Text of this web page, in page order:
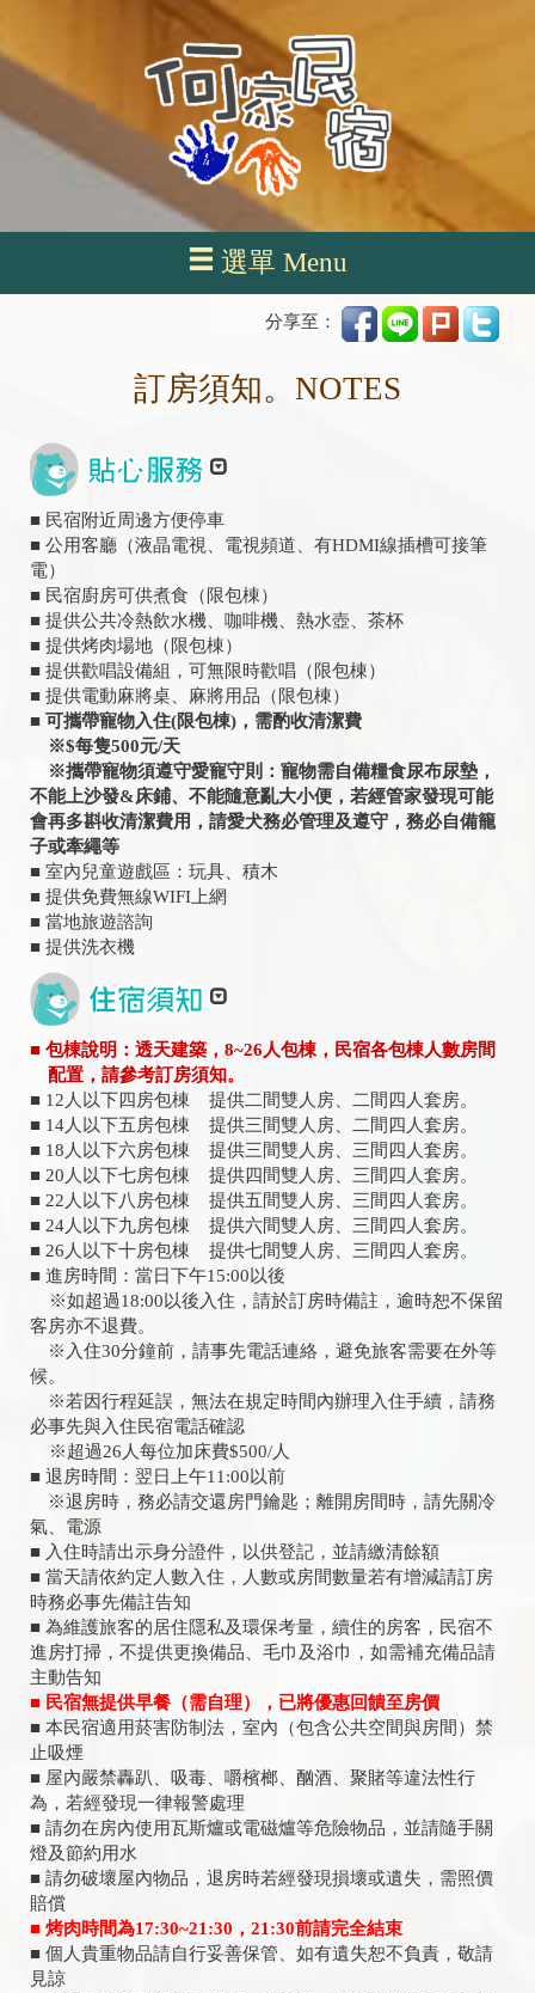
選單 Menu
分享至：
訂房須知。NOTES
■ 民宿附近周邊方便停車
■ 公用客廳（液晶電視、電視頻道、有HDMI線插槽可接筆
電）
■ 民宿廚房可供煮食（限包棟）
■ 提供公共冷熱飲水機、咖啡機、熱水壺、茶杯
■ 提供烤肉場地（限包棟）
■ 提供歡唱設備組，可無限時歡唱（限包棟）
■ 提供電動麻將桌、麻將用品（限包棟）
■ 可攜帶寵物入住(限包棟)，需酌收清潔費
※$每隻500元/天
※攜帶寵物須遵守愛寵守則：寵物需自備糧食尿布尿墊，
不能上沙發&床鋪、不能隨意亂大小便，若經管家發現可能
會再多斟收清潔費用，請愛犬務必管理及遵守，務必自備籠
子或牽繩等
■ 室內兒童遊戲區：玩具、積木
■ 提供免費無線WIFI上網
■ 當地旅遊諮詢
■ 提供洗衣機
■ 包棟說明：透天建築，8~26人包棟，民宿各包棟人數房間
配置，請參考訂房須知。
■ 12人以下四房包棟 提供二間雙人房、二間四人套房。
​■ 14人以下五房包棟 提供三間雙人房、二間四人套房。
■ 18人以下六房包棟 提供三間雙人房、三間四人套房。
​■ 20人以下七房包棟 提供四間雙人房、三間四人套房。
​■ 22人以下八房包棟 提供五間雙人房、三間四人套房。
​■ 24人以下九房包棟 提供六間雙人房、三間四人套房。
​■ 26人以下十房包棟 提供七間雙人房、三間四人套房。
■ 進房時間：當日下午15:00以後
※如超過18:00以後入住，請於訂房時備註，逾時恕不保留
客房亦不退費。
※入住30分鐘前，請事先電話連絡，避免旅客需要在外等
候。
※若因行程延誤，無法在規定時間內辦理入住手續，請務
必事先與入住民宿電話確認
※超過26人每位加床費$500/人
■ 退房時間：翌日上午11:00以前
※退房時，務必請交還房門鑰匙；離開房間時，請先關冷
氣、電源
■ 入住時請出示身分證件，以供登記，並請繳清餘額
■ 當天請依約定人數入住，人數或房間數量若有增減請訂房
時務必事先備註告知
■ 為維護旅客的居住隱私及環保考量，續住的房客，民宿不
進房打掃，不提供更換備品、毛巾及浴巾，如需補充備品請
主動告知
■ 民宿無提供早餐（需自理），已將優惠回饋至房價
■ 本民宿適用菸害防制法，室內（包含公共空間與房間）禁
止吸煙
■ 屋內嚴禁轟趴、吸毒、嚼檳榔、酗酒、聚賭等違法性行
為，若經發現一律報警處理
■ 請勿在房內使用瓦斯爐或電磁爐等危險物品，並請隨手關
燈及節約用水
■ 請勿破壞屋內物品，退房時若經發現損壞或遺失，需照價
賠償
■ 烤肉時間為17:30~21:30，21:30前請完全結束
■ 個人貴重物品請自行妥善保管、如有遺失恕不負責，敬請
見諒